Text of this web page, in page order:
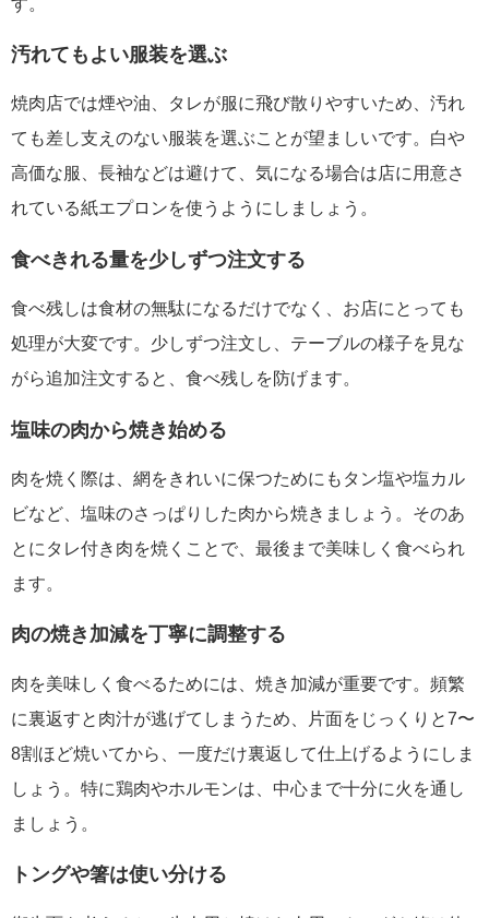
汚れてもよい服装を選ぶ
焼肉店では煙や油、タレが服に飛び散りやすいため、汚れ
ても差し支えのない服装を選ぶことが望ましいです。白や
高価な服、長袖などは避けて、気になる場合は店に用意さ
れている紙エプロンを使うようにしましょう。
食べきれる量を少しずつ注文する
食べ残しは食材の無駄になるだけでなく、お店にとっても
処理が大変です。少しずつ注文し、テーブルの様子を見な
がら追加注文すると、食べ残しを防げます。
塩味の肉から焼き始める
肉を焼く際は、網をきれいに保つためにもタン塩や塩カル
ビなど、塩味のさっぱりした肉から焼きましょう。そのあ
とにタレ付き肉を焼くことで、最後まで美味しく食べられ
ます。
肉の焼き加減を丁寧に調整する
肉を美味しく食べるためには、焼き加減が重要です。頻繁
に裏返すと肉汁が逃げてしまうため、片面をじっくりと7〜
8割ほど焼いてから、一度だけ裏返して仕上げるようにしま
しょう。特に鶏肉やホルモンは、中心まで十分に火を通し
ましょう。
トングや箸は使い分ける